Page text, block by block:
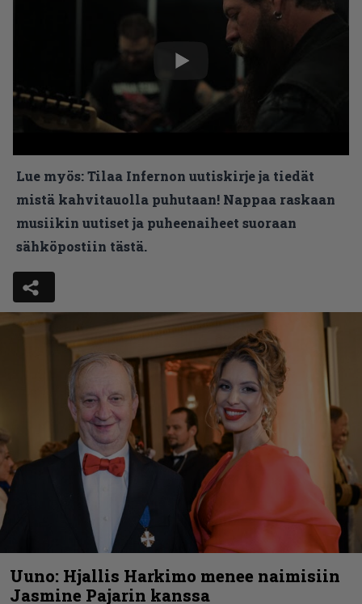
Lue myös:Tilaa Infernon uutiskirje ja tiedät
mistä kahvitauolla puhutaan! Nappaa raskaan
musiikin uutiset ja puheenaiheet suoraan
sähköpostiin tästä.
Uuno: Hjallis Harkimo menee naimisiin
Jasmine Pajarin kanssa